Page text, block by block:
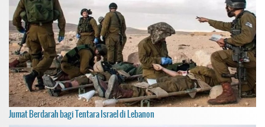
Jumat Berdarah bagi Tentara Israel di Lebanon